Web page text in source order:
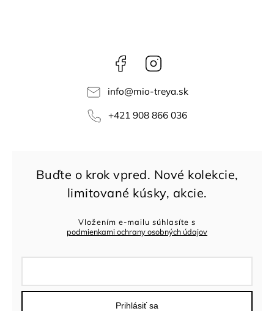
Facebook
info@mio-treya.sk
+421 908 866 036
Vložením e-mailu súhlasíte s
podmienkami ochrany osobných údajov
Prihlásiť sa